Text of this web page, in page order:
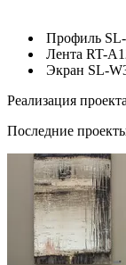
Профиль
Лента RT-
Экран SL-
Реализация
Последние